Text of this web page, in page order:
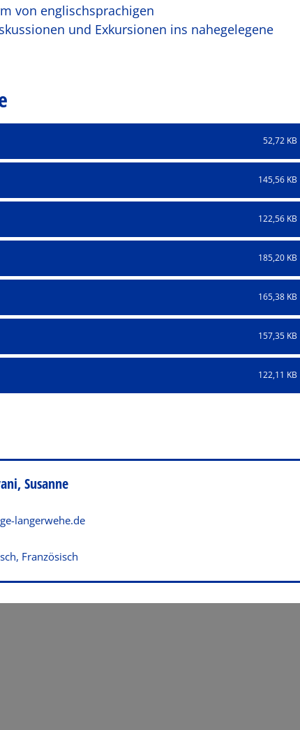
von englischsprachigen
und Exkursionen ins nahegelegene
52,72 KB
145,56 KB
122,56 KB
185,20 KB
165,38 KB
157,35 KB
122,11 KB
Susanne
langerwehe.de
Fran­zö­sisch